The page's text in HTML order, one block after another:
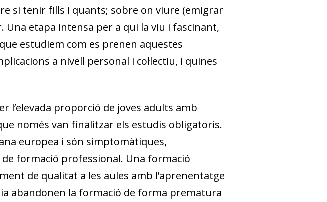
si tenir fills i quants; sobre on viure (emigrar
etapa intensa per a qui la viu i fascinant,
estudiem com es prenen aquestes
a nivell personal i col·lectiu, i quines
l’elevada proporció de joves adults amb
només van finalitzar els estudis obligatoris.
europea i són simptomàtiques,
formació professional. Una formació
de qualitat a les aules amb l’aprenentatge
abandonen la formació de forma prematura